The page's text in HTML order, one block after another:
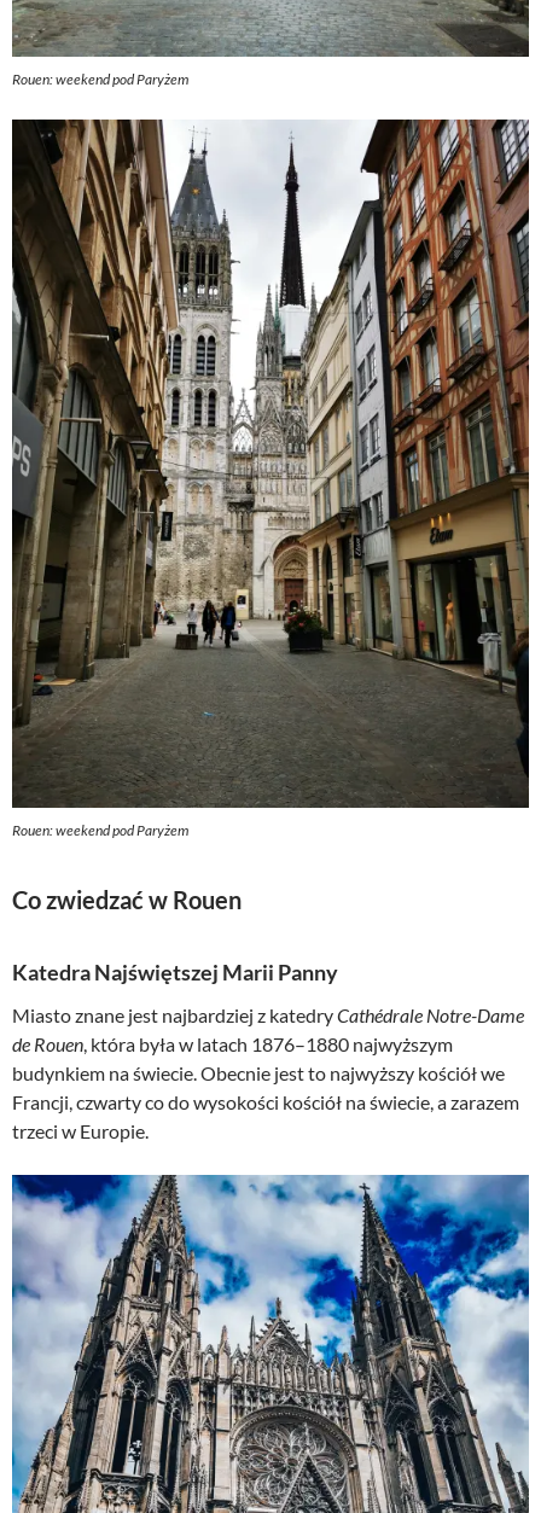
Rouen: weekend pod Paryżem
Rouen: weekend pod Paryżem
Co zwiedzać w Rouen
Katedra Najświętszej Marii Panny
Miasto znane jest najbardziej z katedryCathédrale Notre-Dame
de Rouen , która była w latach 1876–1880 najwyższym
budynkiem na świecie. Obecnie jest to najwyższy kościół we
Francji, czwarty co do wysokości kościół na świecie, a zarazem
trzeci w Europie.